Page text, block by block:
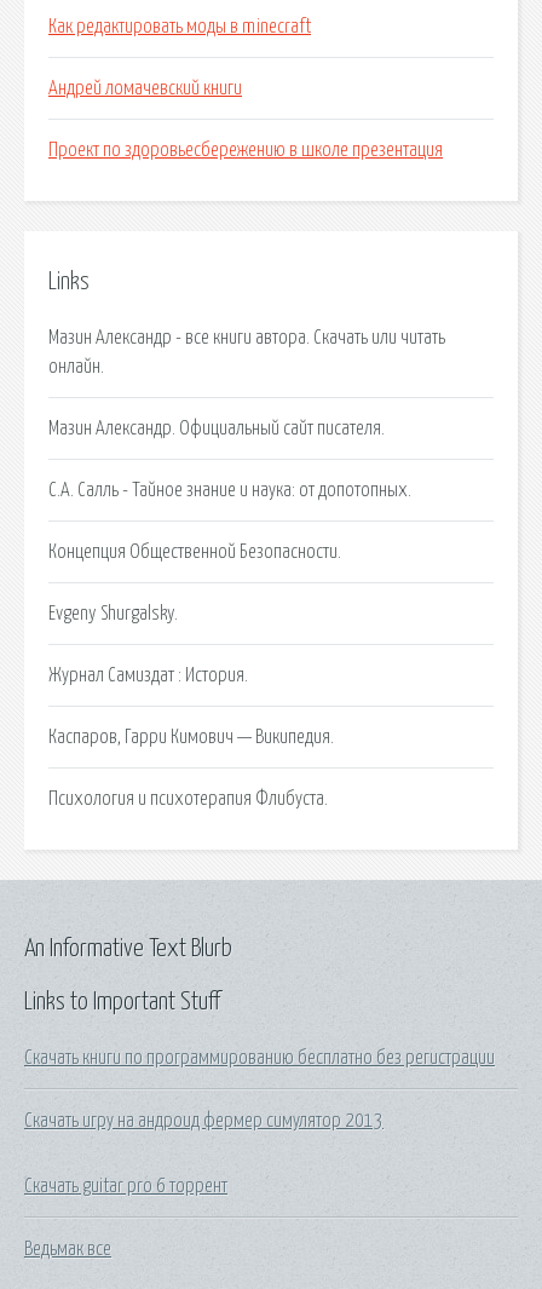
Как редактировать моды в minecraft
Андрей ломачевский книги
Проект по здоровьесбережению в школе презентация
Links
Мазин Александр - все книги автора. Скачать или читать
онлайн.
Мазин Александр. Официальный сайт писателя.
С.А. Салль - Тайное знание и наука: от допотопных.
Концепция Общественной Безопасности.
Evgeny Shurgalsky.
Журнал Самиздат : История.
Каспаров, Гарри Кимович — Википедия.
Психология и психотерапия Флибуста.
Links to Important Stuff
Скачать книги по программированию бесплатно без регистрации
Скачать игру на андроид фермер симулятор 2013
Скачать guitar pro 6 торрент
Ведьмак все
An Informative Text Blurb